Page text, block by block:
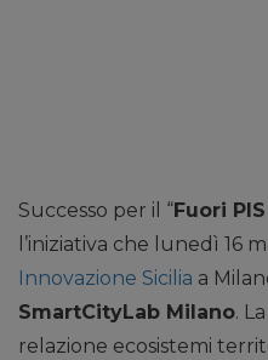
Successo per il “Fuori
l’iniziativa che lunedì 16
Innovazione Sicilia a
SmartCityLab Milano.
relazione ecosistemi